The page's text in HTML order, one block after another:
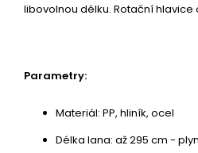
libovolnou délku. Rotační
Parametry:
Materiál: PP, hliník, ocel
Délka lana: až 295 cm -